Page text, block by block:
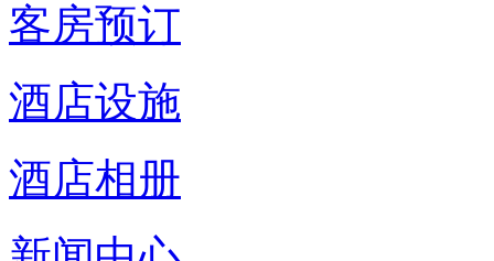
客房预订
酒店设施
酒店相册